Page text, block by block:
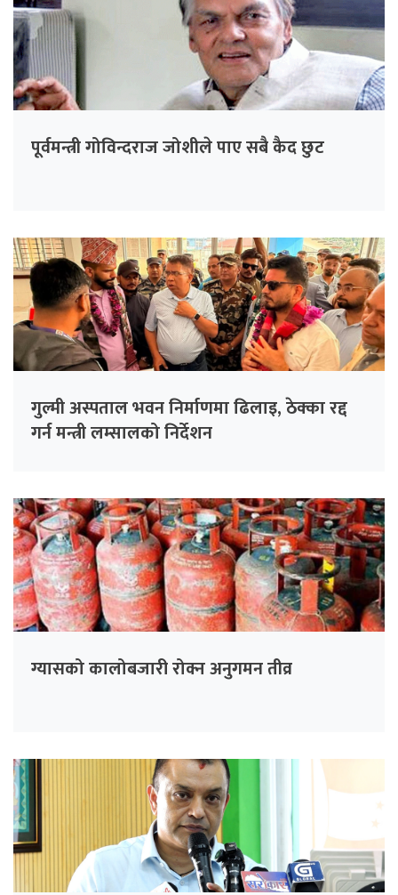
पूर्वमन्त्री गोविन्दराज जोशीले पाए सबै कैद छुट
गुल्मी अस्पताल भवन निर्माणमा ढिलाइ, ठेक्का रद्द
गर्न मन्त्री लम्सालको निर्देशन
ग्यासको कालोबजारी रोक्न अनुगमन तीव्र